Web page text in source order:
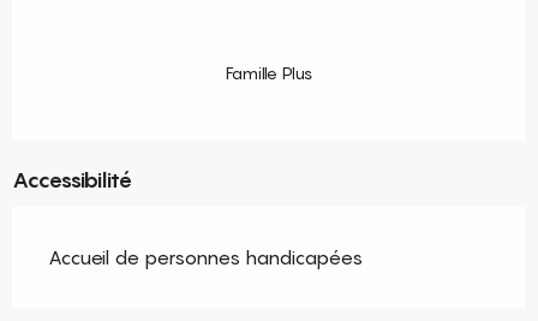
Famille Plus
Accessibilité
Accueil de personnes handicapées